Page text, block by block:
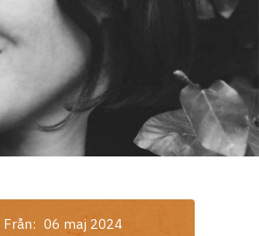
Från: 06 maj 2024